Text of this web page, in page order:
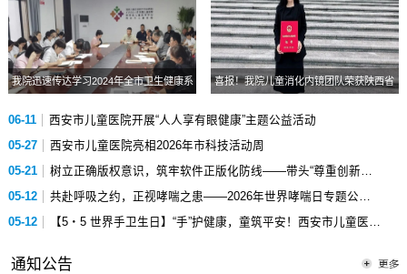
我院迅速传达学习2024年全市卫生健康系 喜报！我院儿童消化内镜团队荣获陕西省
06-11
西安市儿童医院开展“人人享有眼健康”主题公益活动
05-27
西安市儿童医院亮相2026年市科技活动周
05-21
树立正确版权意识，筑牢软件正版化防线——带头“尊重创新，
保护版权”科普宣传
05-12
共赴呼吸之约，正视哮喘之患——2026年世界哮喘日专题公益
科普活动
05-12
【5・5 世界手卫生日】“手”护健康，童筑平安！西安市儿童医院
通知公告